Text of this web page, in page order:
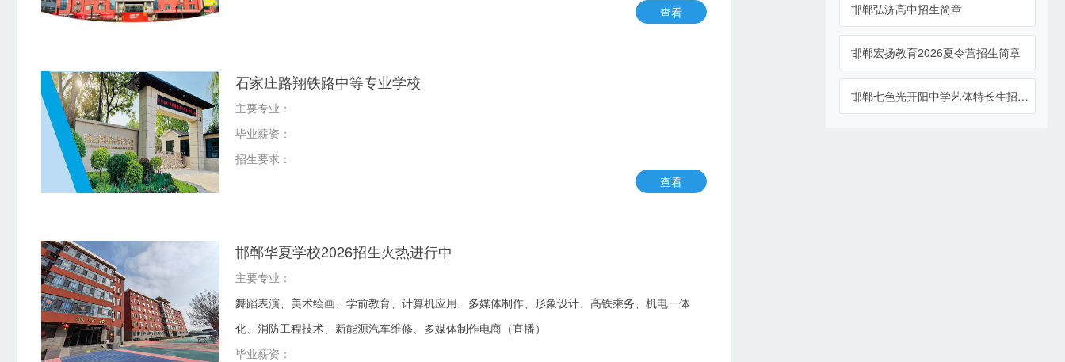
查看
石家庄路翔铁路中等专业学校
主要专业：
毕业薪资：
招生要求：
查看
邯郸华夏学校2026招生火热进行中
主要专业：
舞蹈表演、美术绘画、学前教育、计算机应用、多媒体制作、形象设计、高铁乘务、机电一体
化、消防工程技术、新能源汽车维修、多媒体制作电商（直播）
毕业薪资：
邯郸弘济高中招生简章
邯郸宏扬教育2026夏令营招生简章
邯郸七色光开阳中学艺体特长生招生报名...